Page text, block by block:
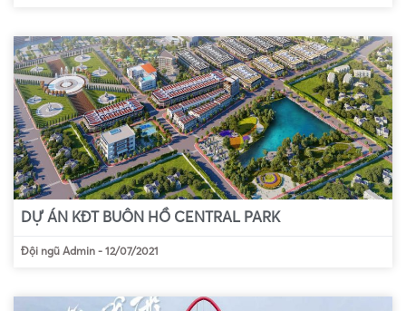
DỰ ÁN KĐT BUÔN HỒ CENTRAL PARK
Đội ngũ Admin - 12/07/2021